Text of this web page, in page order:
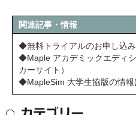
関連記事・情報
◆無料トライアルのお申し込み
◆Maple アカデミックエディ
カーサイト）
◆MapleSim 大学生協版の情報